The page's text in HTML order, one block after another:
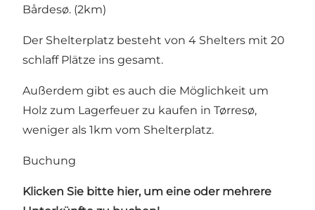
Bårdesø. (2km)
Der Shelterplatz besteht von 4 Shelters mit 20
schlaff Plätze ins gesamt.
Außerdem gibt es auch die Möglichkeit um
Holz zum Lagerfeuer zu kaufen in Tørresø,
weniger als 1km vom Shelterplatz.
Buchung
Klicken Sie bitte hier, um eine oder mehrere